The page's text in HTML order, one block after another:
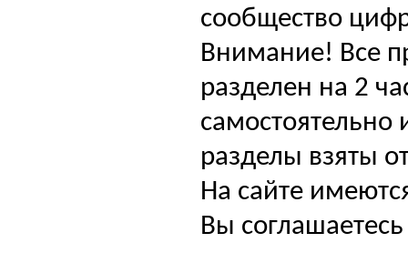
сообщество
Внимание! Все
разделен на 2
самостоятельно
разделы взяты
На сайте
Вы